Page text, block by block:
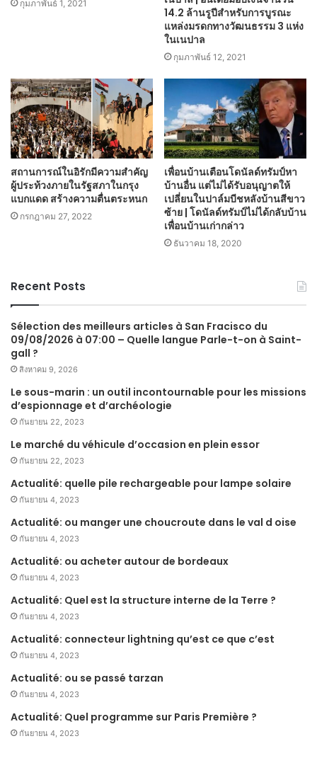
กุมภาพันธ์ 1, 2021
14.2 ล้านรูปีสำหรับการบูรณะ
แหล่งมรดกทางวัฒนธรรม 3 แห่ง
ในเนปาล
กุมภาพันธ์ 12, 2021
สถานการณ์ในอิรักมีความสำคัญ
ผู้ประท้วงภายในรัฐสภาในกรุง
แบกแดด สร้างความตื่นตระหนก
กรกฎาคม 27, 2022
เพื่อนบ้านเตือนโดนัลด์ทรัมป์หา
บ้านอื่น แต่ไม่ได้รับอนุญาตให้
เปลี่ยนในปาล์มบีชหลังบ้านสีขาว
ซ้าย | โดนัลด์ทรัมป์ไม่ได้กลับบ้าน
เพื่อนบ้านเก่ากล่าว
ธันวาคม 18, 2020
Recent Posts
Sélection des meilleurs articles à San Fracisco du
09/08/2026 à 07:00 – Quelle langue Parle-t-on à Saint-
gall ?
สิงหาคม 9, 2026
Le sous-marin : un outil incontournable pour les missions
d’espionnage et d’archéologie
กันยายน 22, 2023
Le marché du véhicule d’occasion en plein essor
กันยายน 22, 2023
Actualité: quelle pile rechargeable pour lampe solaire
กันยายน 4, 2023
Actualité: ou manger une choucroute dans le val d oise
กันยายน 4, 2023
Actualité: ou acheter autour de bordeaux
กันยายน 4, 2023
Actualité: Quel est la structure interne de la Terre ?
กันยายน 4, 2023
Actualité: connecteur lightning qu’est ce que c’est
กันยายน 4, 2023
Actualité: ou se passé tarzan
กันยายน 4, 2023
Actualité: Quel programme sur Paris Première ?
กันยายน 4, 2023